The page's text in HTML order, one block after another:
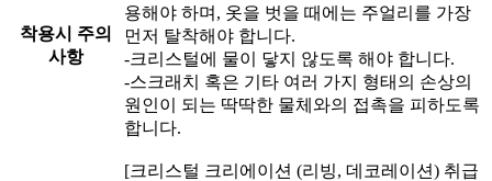
착용시 주의
사항
용해야 하며, 옷을 벗을 때에는 주얼리를 가장
먼저 탈착해야 합니다.
-크리스털에 물이 닿지 않도록 해야 합니다.
-스크래치 혹은 기타 여러 가지 형태의 손상의
원인이 되는 딱딱한 물체와의 접촉을 피하도록
합니다.
[크리스털 크리에이션 (리빙, 데코레이션) 취급